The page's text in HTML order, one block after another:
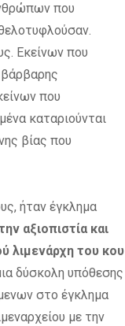
που
Εκείνων που
που
καταριούνται
βίας που
ήταν έγκλημα
αξιοπιστία και
λιμενάρχη του κου
δύσκολη υπόθεσης
στο έγκλημα
με την